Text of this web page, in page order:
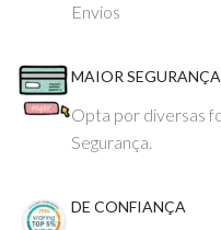
Envios
MAIOR SEGURANÇA
Opta por diversas
Segurança.
DE CONFIANÇA